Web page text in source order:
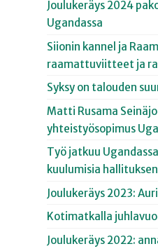
Joulukeräys 2024
Ugandassa
Siionin kannel ja
raamattuviitteet ja
Syksy on talouden
Matti Rusama
yhteistyösopimus
Työ jatkuu
kuulumisia
Joulukeräys 2023:
Kotimatkalla
Joulukeräys 2022: